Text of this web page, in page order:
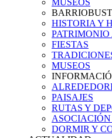
MUSEOS
HISTORIA Y
PATRIMONIO
FIESTAS
MUSEOS
PAISAJES
RUTAS Y
DORMIR Y